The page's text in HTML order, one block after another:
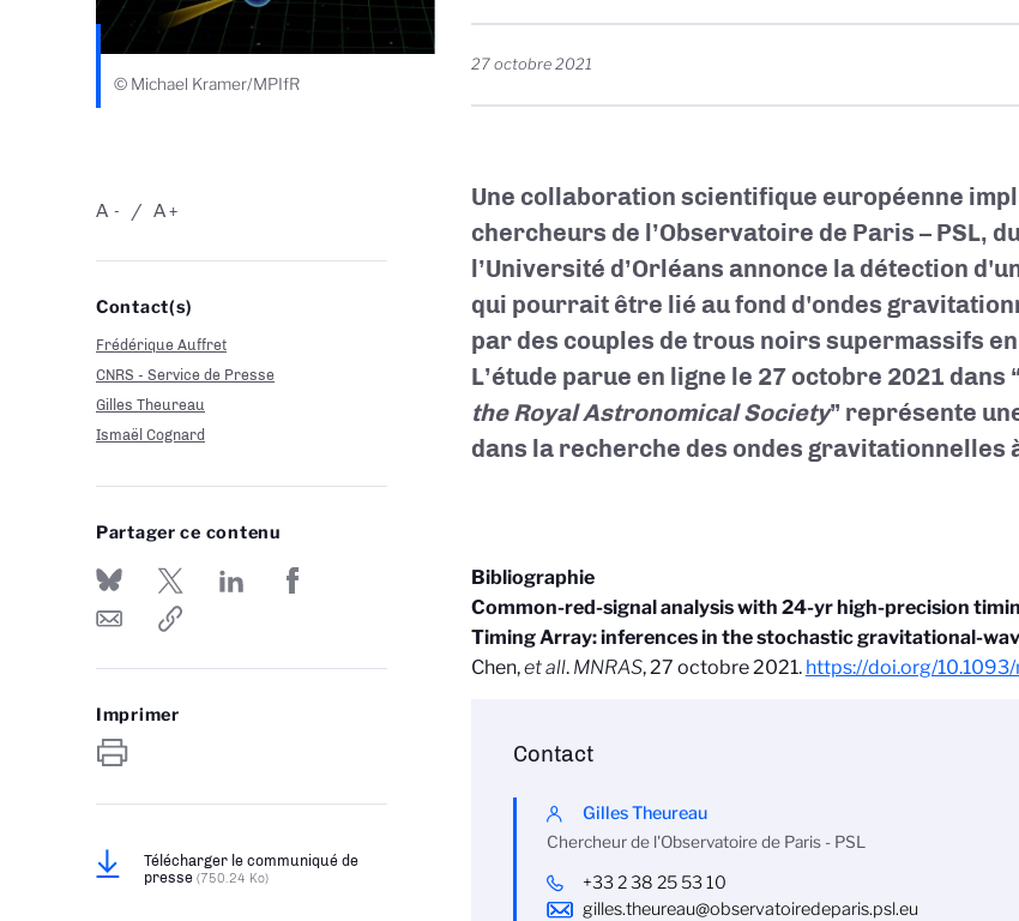
© Michael Kramer/MPIfR
-
A +
A
Contact(s)
Frédérique Auffret
CNRS - Service de Presse
Gilles Theureau
Ismaël Cognard
Partager ce contenu
Imprimer
Télécharger le communiqué de
presse (750.24 Ko)
27 octobre 2021
Une collaboration scientifique européenne
chercheurs de l’Observatoire de Paris – PSL,
l’Université d’Orléans annonce la détection
qui pourrait être lié au fond d'ondes
par des couples de trous noirs supermassifs
L’étude parue en ligne le 27 octobre 2021 dans “
the Royal Astronomical Society” représente
dans la recherche des ondes gravitationnelles
Bibliographie
Common-red-signal analysis with 24-yr high-precision
Timing Array: inferences in the stochastic gravitational-
Chen,et all. MNRAS, 27 octobre 2021. https://doi.org/
Contact
Gilles Theureau
Chercheur de l'Observatoire de Paris - PSL
+33 2 38 25 53 10
gilles.theureau@observatoiredeparis.psl.eu